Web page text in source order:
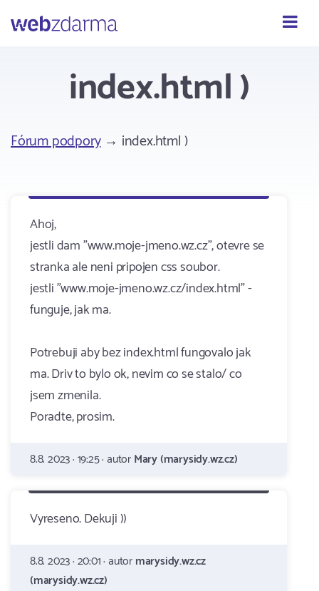
Webzdarma
index.html )
Fórum podpory→ index.html )
Ahoj,
jestli dam "www.moje-jmeno.wz.cz", otevre se
stranka ale neni pripojen css soubor.
jestli "www.moje-jmeno.wz.cz/index.html" -
funguje, jak ma.
Potrebuji aby bez index.html fungovalo jak
ma. Driv to bylo ok, nevim co se stalo/ co
jsem zmenila.
Poradte, prosim.
8.8. 2023 · 19:25 · autorMary (marysidy.wz.cz)
Vyreseno. Dekuji ))
8.8. 2023 · 20:01 · autormarysidy.wz.cz
(marysidy.wz.cz)